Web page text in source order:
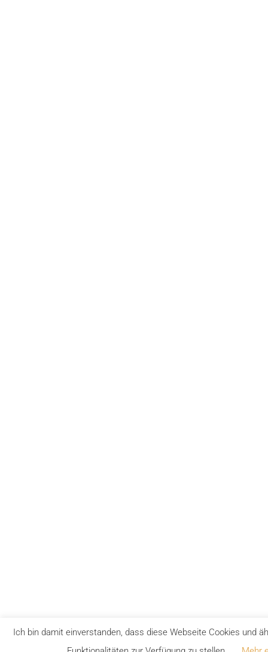
Ich bin damit einverstanden, dass diese Webseite Cookies und